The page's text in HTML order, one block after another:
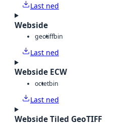
Last ned
Webside
geotiffbin
Last ned
Webside ECW
octetbin
Last ned
Webside Tiled GeoTIFF